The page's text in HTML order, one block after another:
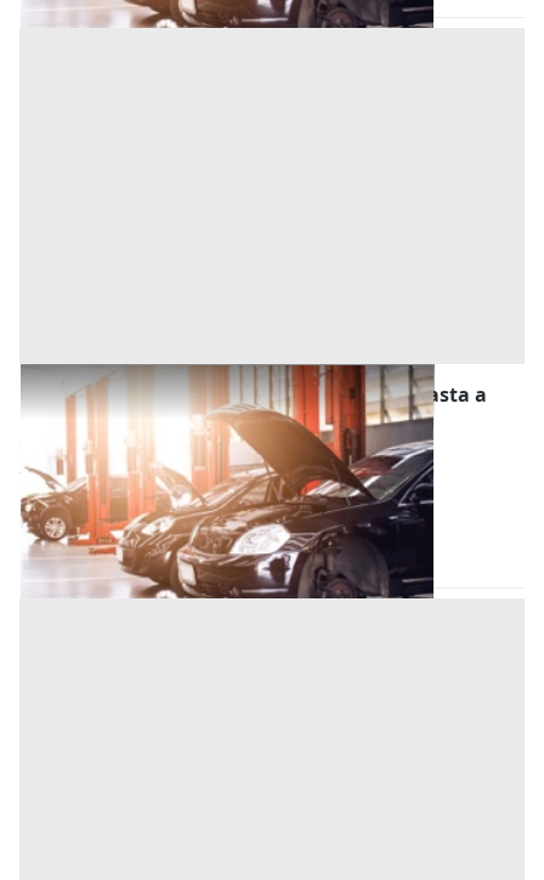
Stalle, Scuderie, Rimesse, Autorimesse all'asta a
Este
Este (Padova)
Offerta minima
8.625 € 11.500 €
Codice asta:0f115a48
28/10/2026